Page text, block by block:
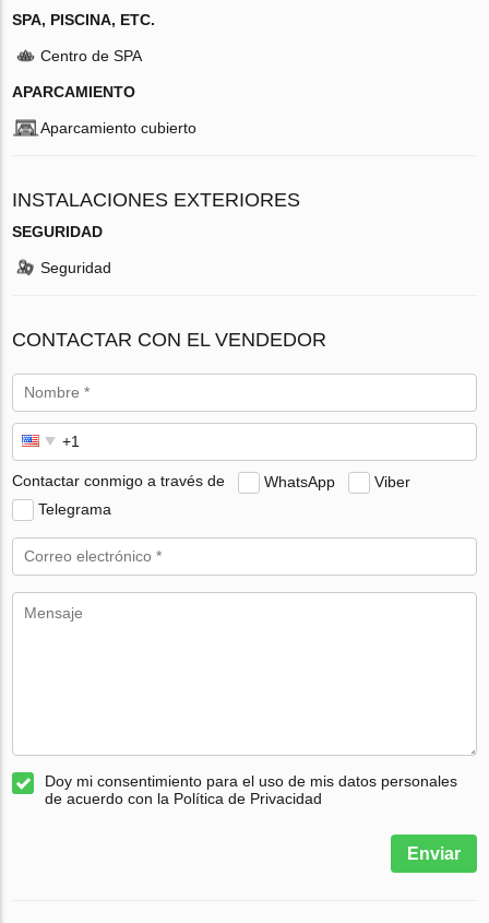
SPA, PISCINA, ETC.
Centro de SPA
APARCAMIENTO
Aparcamiento cubierto
INSTALACIONES EXTERIORES
SEGURIDAD
Seguridad
CONTACTAR CON EL VENDEDOR
Contactar conmigo a través de WhatsApp
Viber
Telegrama
Doy mi consentimiento para el uso de mis datos personales
de acuerdo con la Política de Privacidad
Enviar